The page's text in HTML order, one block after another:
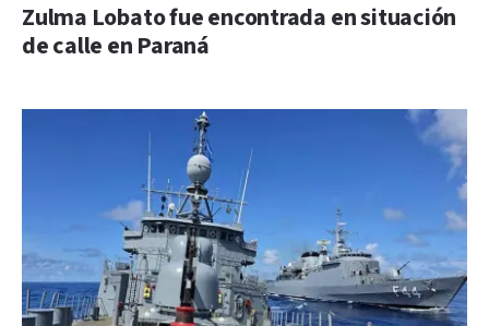
Zulma Lobato fue encontrada en situación
de calle en Paraná